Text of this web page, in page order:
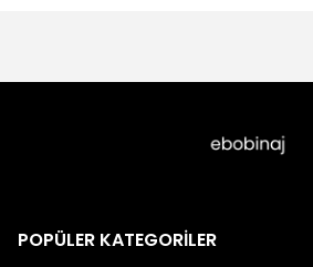
POPÜLER KATEGORİLER